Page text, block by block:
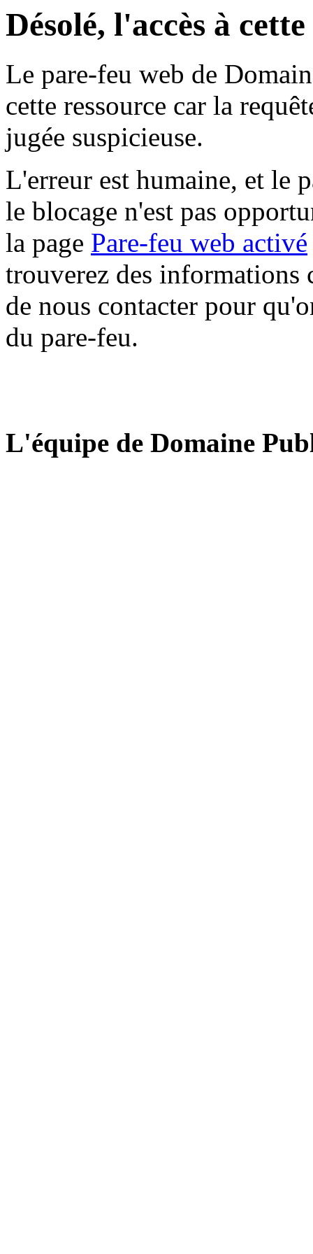
Désolé, l'accès à
Le pare-feu web de
cette ressource car la
jugée suspicieuse.
L'erreur est humaine, et le
le blocage n'est pas
la page Pare-feu web activé
trouverez des informations
de nous contacter pour
du pare-feu.
L'équipe de Domaine